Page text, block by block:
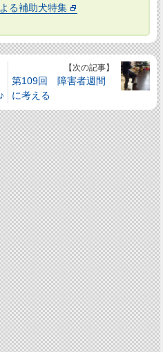
る補助犬特集
【次の記事】
第109回 障害者週間
に考える